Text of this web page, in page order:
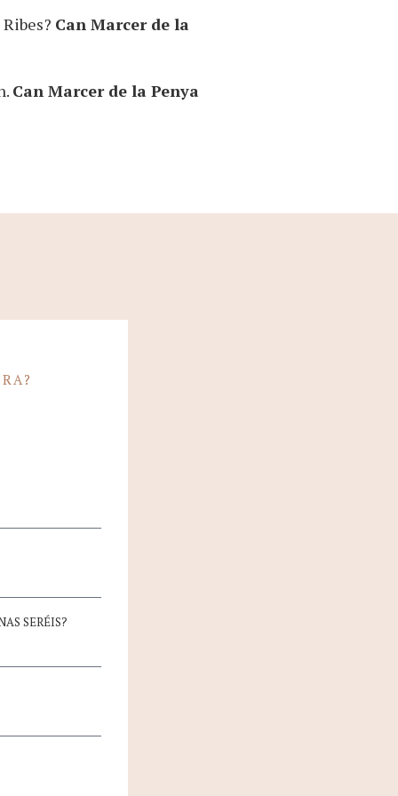
Can Marcer de la
Can Marcer de la Penya
SERÉIS?